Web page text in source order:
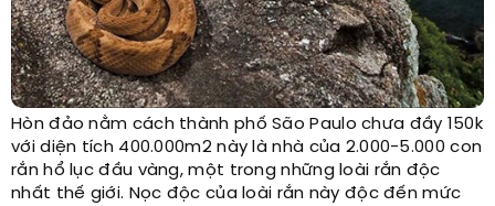
Hòn đảo nằm cách thành phố São Paulo chưa đầy 150k
với diện tích 400.000m2 này là nhà của 2.000-5.000 con
rắn hổ lục đầu vàng, một trong những loài rắn độc
nhất thế giới. Nọc độc của loài rắn này độc đến mức